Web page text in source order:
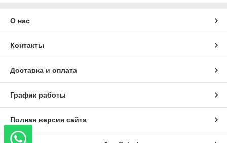
О нас
Контакты
Доставка и оплата
График работы
Полная версия сайта